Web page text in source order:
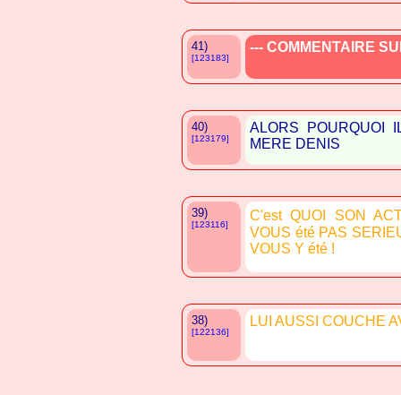
41)
[123183]
--- COMMENTAIRE
40)
[123179]
ALORS POURQUOI
MERE DENIS
39)
[123116]
C'est QUOI SON
VOUS été PAS
VOUS Y été !
38)
[122136]
LUI AUSSI COUCHE